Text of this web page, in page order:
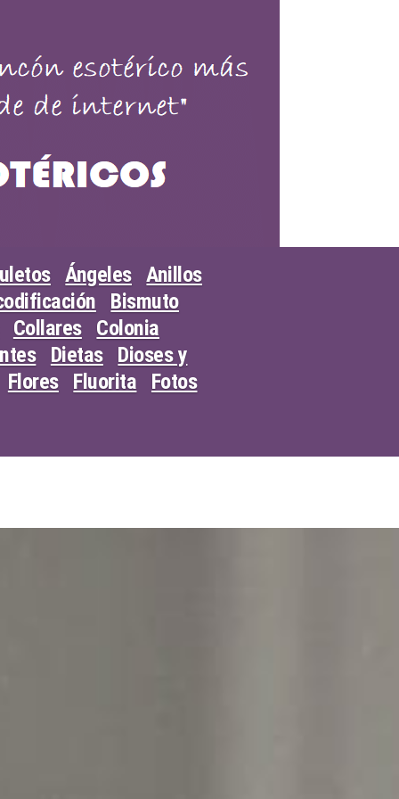
Ángeles Anillos
Bismuto
Collares
Colonia
Dietas
Dioses y
Flores
Fluorita Fotos